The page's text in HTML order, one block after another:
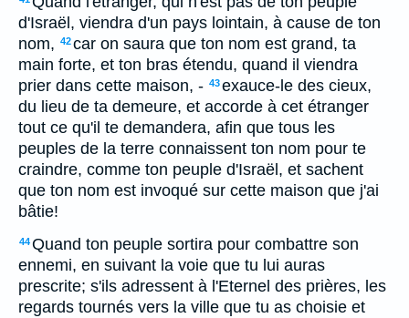
d'Israël, viendra d'un pays lointain, à cause de ton
nom, 42car on saura que ton nom est grand, ta
main forte, et ton bras étendu, quand il viendra
prier dans cette maison, - 43exauce-le des cieux,
du lieu de ta demeure, et accorde à cet étranger
tout ce qu'il te demandera, afin que tous les
peuples de la terre connaissent ton nom pour te
craindre, comme ton peuple d'Israël, et sachent
que ton nom est invoqué sur cette maison que j'ai
bâtie!
44Quand ton peuple sortira pour combattre son
ennemi, en suivant la voie que tu lui auras
prescrite; s'ils adressent à l'Eternel des prières, les
regards tournés vers la ville que tu as choisie et